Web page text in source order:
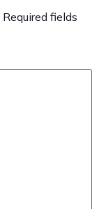
Required fields